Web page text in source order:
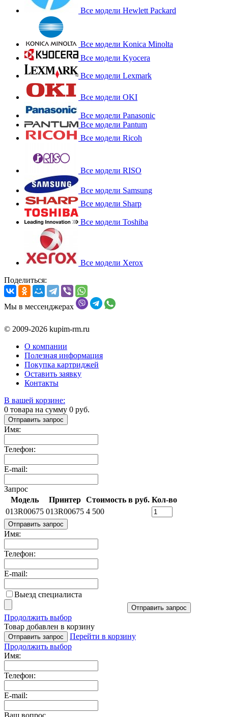
Все модели Hewlett Packard
Все модели Konica Minolta
Все модели Kyocera
Все модели Lexmark
Все модели OKI
Все модели Panasonic
Все модели Pantum
Все модели Ricoh
Все модели RISO
Все модели Samsung
Все модели Sharp
Все модели Toshiba
Все модели Xerox
Поделиться:
Мы в мессенджерах
© 2009-2026 kupim-rm.ru
О компании
Полезная информация
Покупка картриджей
Оставить заявку
Контакты
В вашей корзине:
0 товара на сумму 0 руб.
Отправить запрос
Имя:
Телефон:
E-mail:
Запрос
Модель
Принтер Стоимость в руб. Кол-во
013R00675 013R00675 4 500
Отправить запрос
Имя:
Телефон:
E-mail:
Выезд специалиста
Отправить запрос
Продолжить выбор
Товар добавлен в корзину
Отправить запрос
Перейти в корзину
Продолжить выбор
Имя:
Телефон:
E-mail:
Ваш вопрос